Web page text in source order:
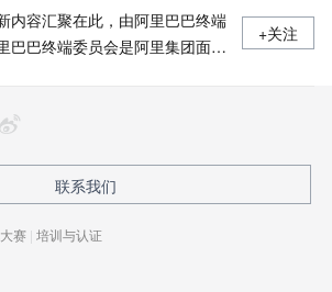
内容汇聚在此，由阿里巴巴终端
巴巴终端委员会是阿里集团面向
推动终端技术发展，帮助工程
：阿里巴巴终端技术，欢迎关
+关注
联系我们
赛 | 培训与认证